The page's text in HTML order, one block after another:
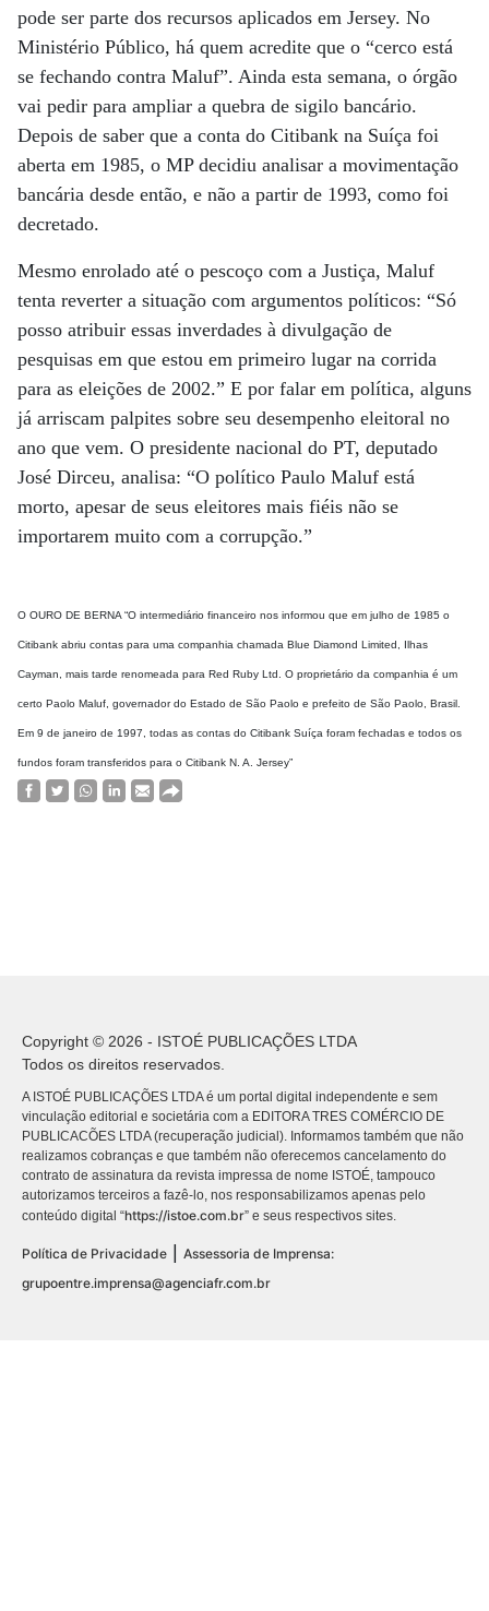
pode ser parte dos recursos aplicados em Jersey. No
Ministério Público, há quem acredite que o “cerco está
se fechando contra Maluf”. Ainda esta semana, o órgão
vai pedir para ampliar a quebra de sigilo bancário.
Depois de saber que a conta do Citibank na Suíça foi
aberta em 1985, o MP decidiu analisar a movimentação
bancária desde então, e não a partir de 1993, como foi
decretado.
Mesmo enrolado até o pescoço com a Justiça, Maluf
tenta reverter a situação com argumentos políticos: “Só
posso atribuir essas inverdades à divulgação de
pesquisas em que estou em primeiro lugar na corrida
para as eleições de 2002.” E por falar em política, alguns
já arriscam palpites sobre seu desempenho eleitoral no
ano que vem. O presidente nacional do PT, deputado
José Dirceu, analisa: “O político Paulo Maluf está
morto, apesar de seus eleitores mais fiéis não se
importarem muito com a corrupção.”
O OURO DE BERNA “O intermediário financeiro nos informou que em julho de 1985 o
Citibank abriu contas para uma companhia chamada Blue Diamond Limited, Ilhas
Cayman, mais tarde renomeada para Red Ruby Ltd. O proprietário da companhia é um
certo Paolo Maluf, governador do Estado de São Paolo e prefeito de São Paolo, Brasil.
Em 9 de janeiro de 1997, todas as contas do Citibank Suíça foram fechadas e todos os
fundos foram transferidos para o Citibank N. A. Jersey”
Copyright © 2026 - ISTOÉ PUBLICAÇÕES LTDA
Todos os direitos reservados.
A ISTOÉ PUBLICAÇÕES LTDA é um portal digital independente e sem
vinculação editorial e societária com a EDITORA TRES COMÉRCIO DE
PUBLICACÕES LTDA (recuperação judicial). Informamos também que não
realizamos cobranças e que também não oferecemos cancelamento do
contrato de assinatura da revista impressa de nome ISTOÉ, tampouco
autorizamos terceiros a fazê-lo, nos responsabilizamos apenas pelo
conteúdo digital “https://istoe.com.br” e seus respectivos sites.
Política de Privacidade
Assessoria de Imprensa:
grupoentre.imprensa@agenciafr.com.br